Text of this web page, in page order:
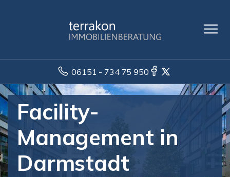
06151 - 734 75 950
Facility-
Management in
Darmstadt